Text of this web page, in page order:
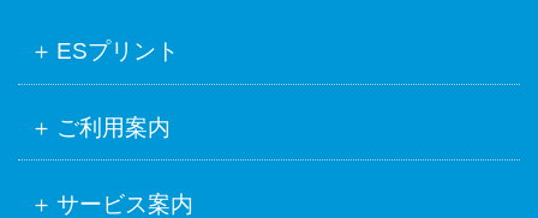
ESプリント
ご利用案内
サービス案内